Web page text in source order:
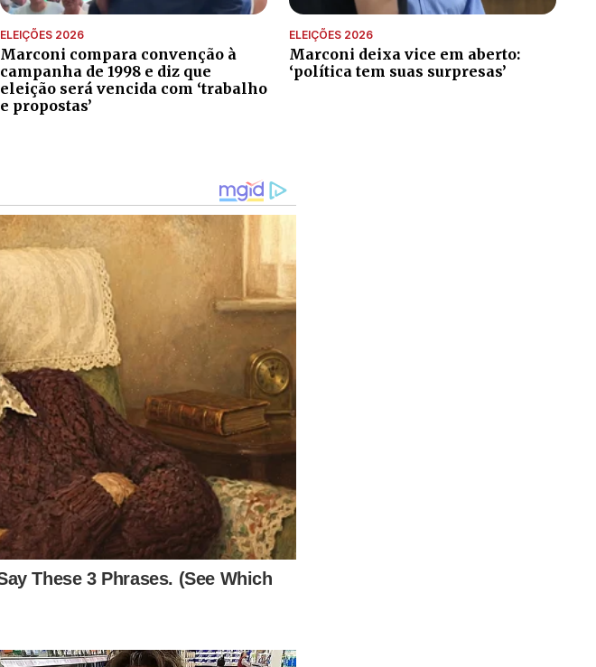
ELEIÇÕES 2026
Marconi compara convenção à
campanha de 1998 e diz que
eleição será vencida com ‘trabalho
e propostas’
ELEIÇÕES 2026
Marconi deixa vice em aberto:
‘política tem suas surpresas’